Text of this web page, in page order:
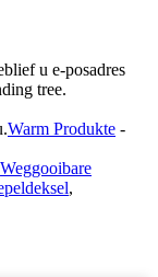
u e-posadres
tree.
Warm Produkte -
Weggooibare
,